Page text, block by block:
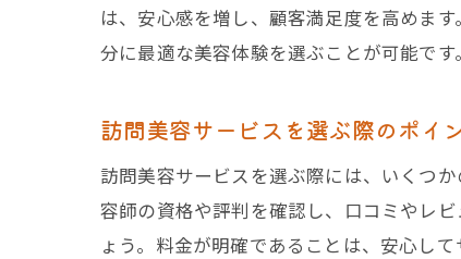
は、安心感を増し、顧客満足度を高めま
分に最適な美容体験を選ぶことが可能です。
訪問美容サービスを選ぶ際のポイ
訪問美容サービスを選ぶ際には、いくつ
容師の資格や評判を確認し、口コミやレ
ょう。料金が明確であることは、安心し